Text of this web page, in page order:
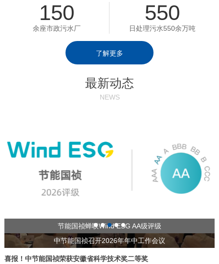
150
余座市政污水厂
550
日处理污水550余万吨
了解更多
最新动态
NEWS
彭云清拜会亳州市委书记秦凤玉、市长汪继宏
喜报！中节能国祯荣获安徽省科学技术奖二等奖
中节能国祯召开2026年年中工作会议
节能国祯蝉联Wind ESG AA级评级
防御台风“巴威” 中节能国祯在行动！
彭云清拜会亳州市委书记秦凤玉、市长汪继宏
喜报！中节能国祯荣获安徽省科学技术奖二等奖
喜报！中节能国祯荣获安徽省科学技术奖二等奖